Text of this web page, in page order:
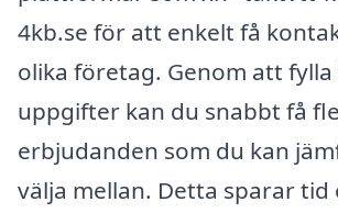
4kb.se för att enkelt få
olika företag. Genom att fylla
uppgifter kan du snabbt få
erbjudanden som du kan
välja mellan. Detta sparar tid